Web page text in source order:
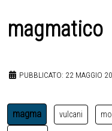
magmatico
PUBBLICATO: 22 MAGGIO
magma vulcani